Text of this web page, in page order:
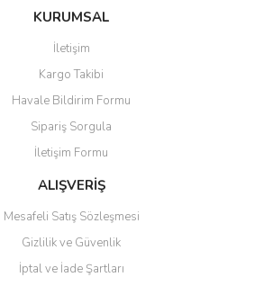
Bu ürüne ilk yorumu siz yapın!
bozuk veya görüntülenemiyor.
eksik bilgiler bulunuyor.
hatalar bulunuyor.
daha pahalı.
farklı alternatifler olmalı.
KURUMSAL
İletişim
Kargo Takibi
Havale Bildirim Formu
Sipariş Sorgula
İletişim Formu
ALIŞVERİŞ
Mesafeli Satış Sözleşmesi
Gizlilik ve Güvenlik
İptal ve İade Şartları